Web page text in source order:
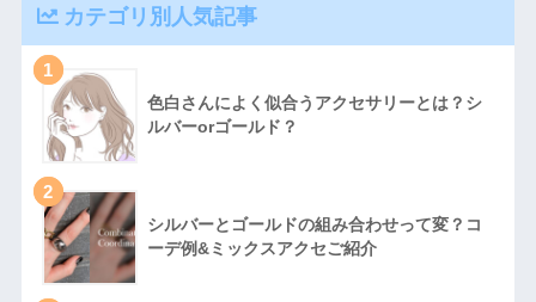
カテゴリ別人気記事
1
色白さんによく似合うアクセサリーとは？シ
ルバーorゴールド？
2
シルバーとゴールドの組み合わせって変？コ
ーデ例&ミックスアクセご紹介